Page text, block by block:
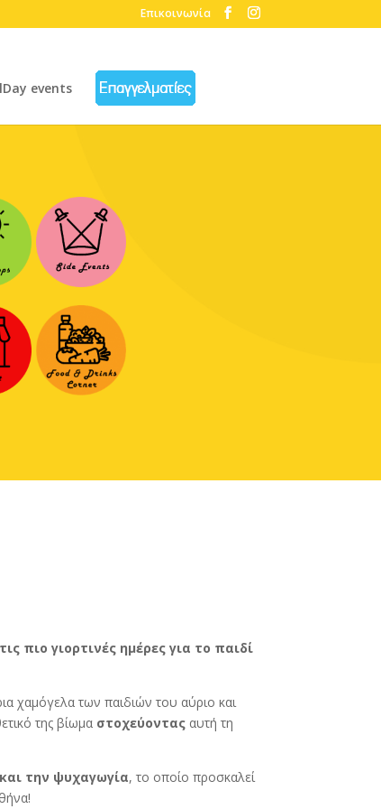
Επικοινωνία
events
πιο γιορτινές ημέρες για το παιδί
χαμόγελα των παιδιών του αύριο και
της βίωμα στοχεύοντας αυτή τη
την ψυχαγωγία, το οποίο προσκαλεί